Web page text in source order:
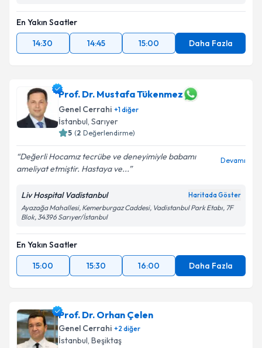
Takvim Talebini Gönder
En Yakın Saatler
14:30
14:45 15:00 Daha Fazla
Prof. Dr. Mustafa Tükenmez
Genel Cerrahi +1diğer
İstanbul, Sarıyer
5 (2 Değerlendirme)
Değerli Hocamız tecrübe ve deneyimiyle babamı
ameliyat etmiştir. Hastaya ve...
Devamı
Liv Hospital Vadistanbul Haritada Göster
Ayazağa Mahallesi, Kemerburgaz Caddesi, Vadistanbul Park Etabı, 7F
Blok, 34396 Sarıyer/İstanbul
En Yakın Saatler
15:00
15:30 16:00 Daha Fazla
Prof. Dr. Orhan Çelen
Genel Cerrahi +2 diğer
İstanbul, Beşiktaş